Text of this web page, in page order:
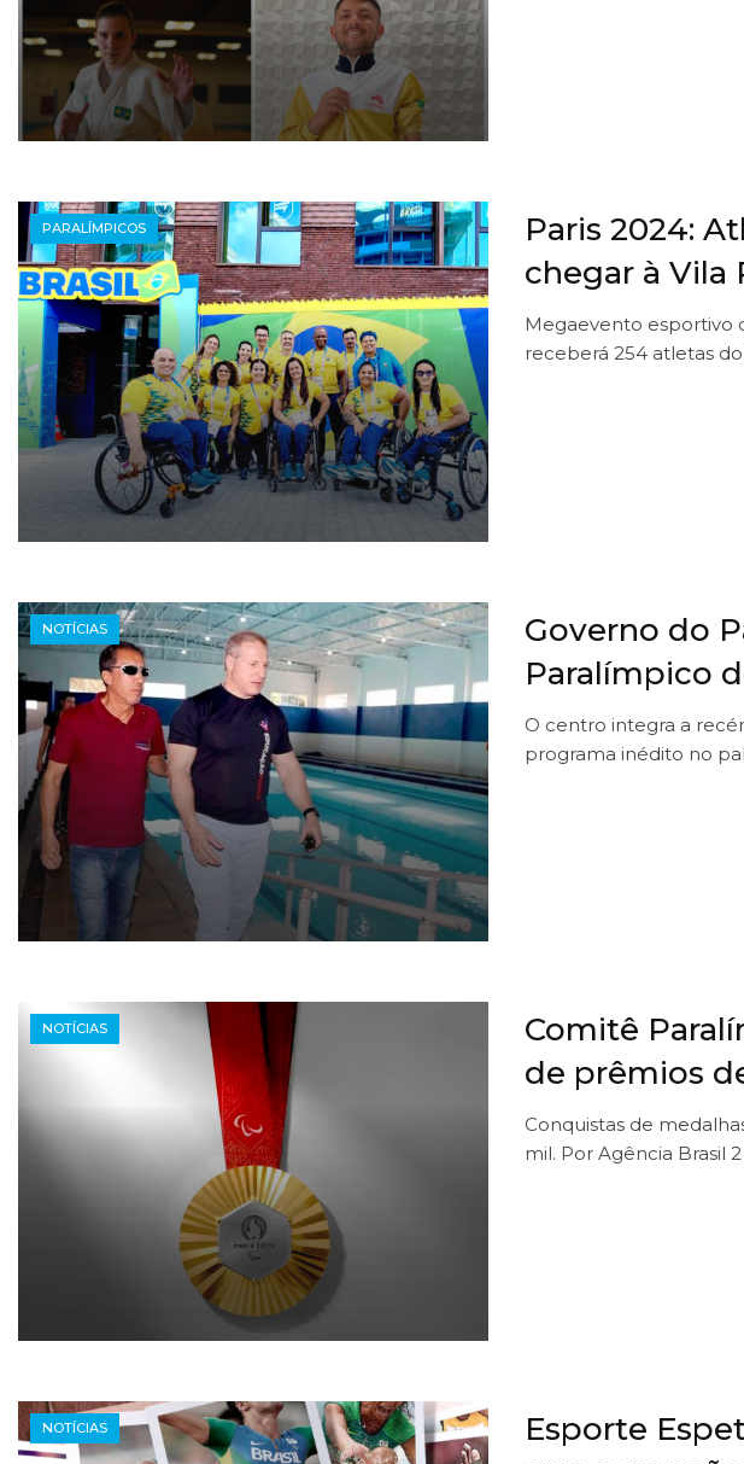
PARALÍMPICOS
Paris 2024:
chegar à Vila
Megaevento esportivo
receberá 254 atletas
NOTÍCIAS
Governo do
Paralímpico
O centro integra a
programa inédito no
NOTÍCIAS
Comitê
de prêmios
Conquistas de
mil. Por Agência Brasil
NOTÍCIAS
Esporte